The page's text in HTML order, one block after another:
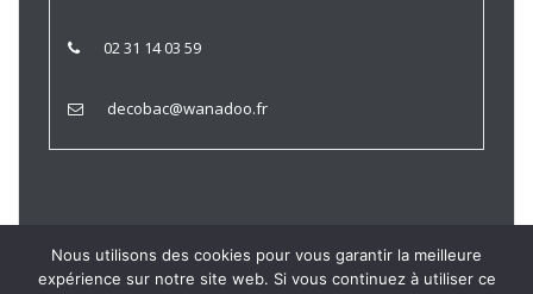
02 31 14 03 59
decobac@wanadoo.fr
Trains Ouest © 2021 |Politique de Confidentialité| Mentions
Nous utilisons des cookies pour vous garantir la meilleure
expérience sur notre site web. Si vous continuez à utiliser ce